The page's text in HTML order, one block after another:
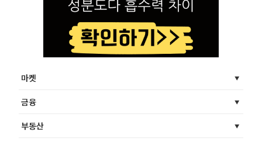
마켓
금융
부동산